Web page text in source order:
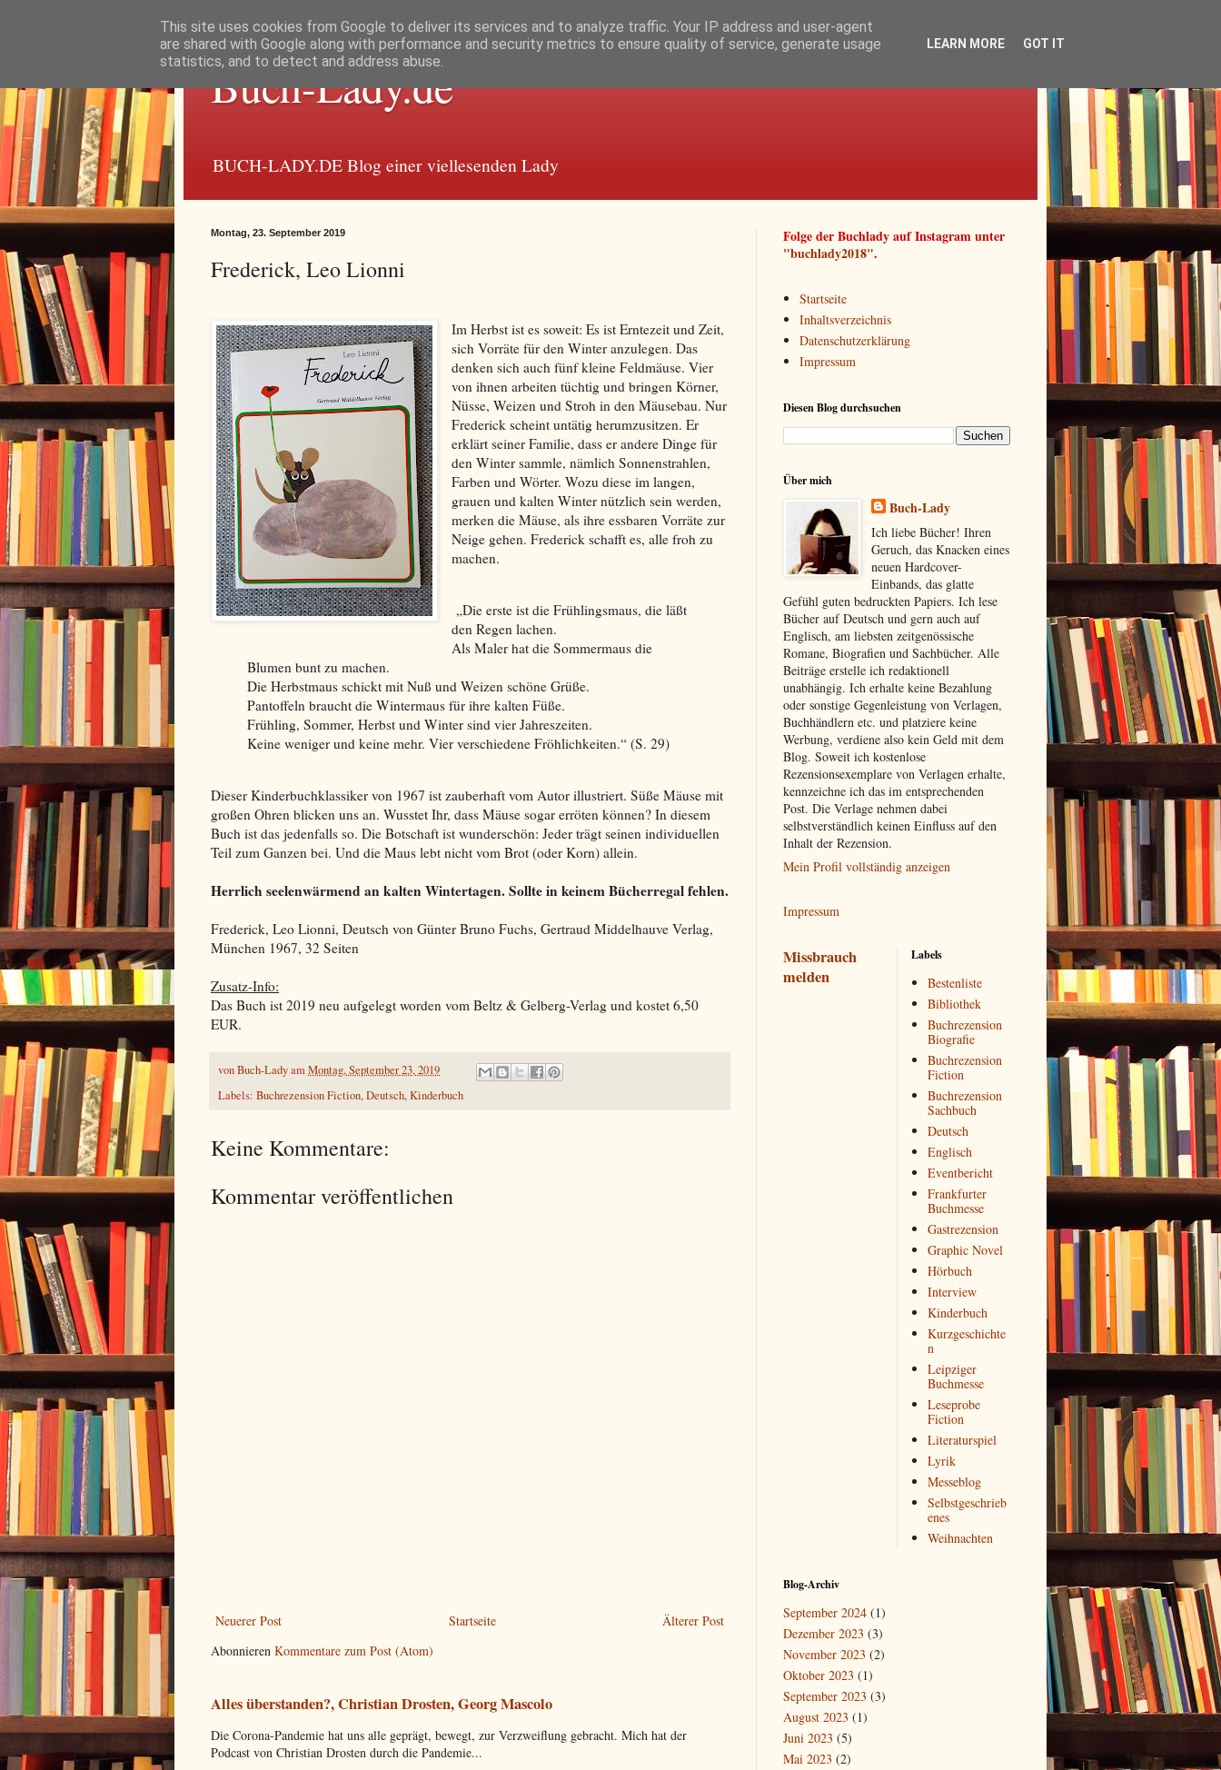
Buch-Lady.de
BUCH-LADY.DE Blog einer viellesenden Lady
Montag, 23. September 2019
Frederick, Leo Lionni
Im Herbst ist es soweit: Es ist Erntezeit und Zeit,
sich Vorräte für den Winter anzulegen. Das
denken sich auch fünf kleine Feldmäuse. Vier
von ihnen arbeiten tüchtig und bringen Körner,
Nüsse, Weizen und Stroh in den Mäusebau. Nur
Frederick scheint untätig herumzusitzen. Er
erklärt seiner Familie, dass er andere Dinge für
den Winter sammle, nämlich Sonnenstrahlen,
Farben und Wörter. Wozu diese im langen,
grauen und kalten Winter nützlich sein werden,
merken die Mäuse, als ihre essbaren Vorräte zur
Neige gehen. Frederick schafft es, alle froh zu
machen.
„Die erste ist die Frühlingsmaus, die läßt
den Regen lachen.
Als Maler hat die Sommermaus die
Blumen bunt zu machen.
Die Herbstmaus schickt mit Nuß und Weizen schöne Grüße.
Pantoffeln braucht die Wintermaus für ihre kalten Füße.
Frühling, Sommer, Herbst und Winter sind vier Jahreszeiten.
Keine weniger und keine mehr. Vier verschiedene Fröhlichkeiten.“ (S. 29)
Dieser Kinderbuchklassiker von 1967 ist zauberhaft vom Autor illustriert. Süße Mäuse mit
großen Ohren blicken uns an. Wusstet Ihr, dass Mäuse sogar erröten können? In diesem
Buch ist das jedenfalls so. Die Botschaft ist wunderschön: Jeder trägt seinen individuellen
Teil zum Ganzen bei. Und die Maus lebt nicht vom Brot (oder Korn) allein.
Herrlich seelenwärmend an kalten Wintertagen. Sollte in keinem Bücherregal fehlen.
Frederick, Leo Lionni, Deutsch von Günter Bruno Fuchs, Gertraud Middelhauve Verlag,
München 1967, 32 Seiten
Zusatz-Info:
Das Buch ist 2019 neu aufgelegt worden vom Beltz & Gelberg-Verlag und kostet 6,50
EUR.
vonBuch-LadyamMontag, September 23, 2019
Labels: Buchrezension Fiction,Deutsch,Kinderbuch
Keine Kommentare:
Kommentar veröffentlichen
Neuerer Post Älterer Post
Startseite
Abonnieren Kommentare zum Post (Atom)
Alles überstanden?, Christian Drosten, Georg Mascolo
Die Corona-Pandemie hat uns alle geprägt, bewegt, zur Verzweiflung gebracht. Mich hat der
Podcast von Christian Drosten durch die Pandemie...
Folge der Buchlady auf Instagram unter
"buchlady2018".
Startseite
Inhaltsverzeichnis
Datenschutzerklärung
Impressum
Diesen Blog durchsuchen
Über mich
Buch-Lady
Ich liebe Bücher! Ihren
Geruch, das Knacken eines
neuen Hardcover-
Einbands, das glatte
Gefühl guten bedruckten Papiers. Ich lese
Bücher auf Deutsch und gern auch auf
Englisch, am liebsten zeitgenössische
Romane, Biografien und Sachbücher. Alle
Beiträge erstelle ich redaktionell
unabhängig. Ich erhalte keine Bezahlung
oder sonstige Gegenleistung von Verlagen,
Buchhändlern etc. und platziere keine
Werbung, verdiene also kein Geld mit dem
Blog. Soweit ich kostenlose
Rezensionsexemplare von Verlagen erhalte,
kennzeichne ich das im entsprechenden
Post. Die Verlage nehmen dabei
selbstverständlich keinen Einfluss auf den
Inhalt der Rezension.
Mein Profil vollständig anzeigen
Impressum
Missbrauch
melden
Labels
Bestenliste
Bibliothek
Buchrezension
Biografie
Buchrezension
Fiction
Buchrezension
Sachbuch
Deutsch
Englisch
Eventbericht
Frankfurter
Buchmesse
Gastrezension
Graphic Novel
Hörbuch
Interview
Kinderbuch
Kurzgeschichte
n
Leipziger
Buchmesse
Leseprobe
Fiction
Literaturspiel
Lyrik
Messeblog
Selbstgeschrieb
enes
Weihnachten
Blog-Archiv
September 2024 (1)
Dezember 2023 (3)
November 2023 (2)
Oktober 2023 (1)
September 2023 (3)
August 2023 (1)
Juni 2023 (5)
Mai 2023 (2)
This site uses cookies from Google to deliver its services and to analyze traffic. Your IP address and user-agent
are shared with Google along with performance and security metrics to ensure quality of service, generate usage
statistics, and to detect and address abuse.
LEARN MORE GOT IT